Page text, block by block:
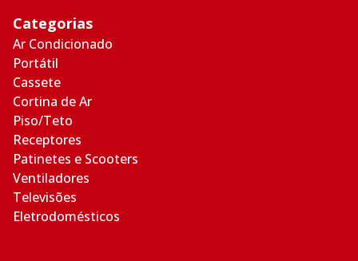
Categorias
Ar Condicionado
Portátil
Cassete
Cortina de Ar
Piso/Teto
Receptores
Patinetes e Scooters
Ventiladores
Televisões
Eletrodomésticos